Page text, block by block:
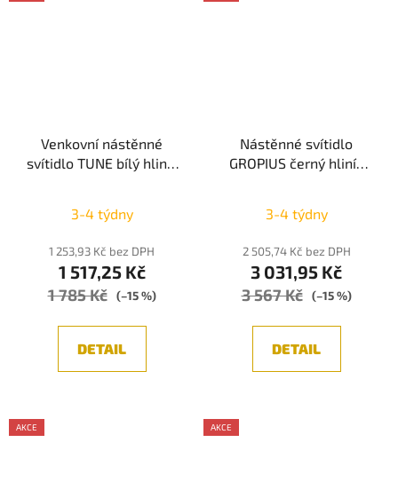
Venkovní nástěnné
svítidlo TUNE bílý hliník
NOVA LUCE
3-4 týdny
1 253,93 Kč bez DPH
1 517,25 Kč
1 785 Kč (–15 %)
DETAIL
Nástěnné svítidlo
GROPIUS černý hliník
3-4 týdny
2 505,74 Kč bez DPH
3 031,95 Kč
3 567 Kč (–15 %)
DETAIL
AKCE AKCE